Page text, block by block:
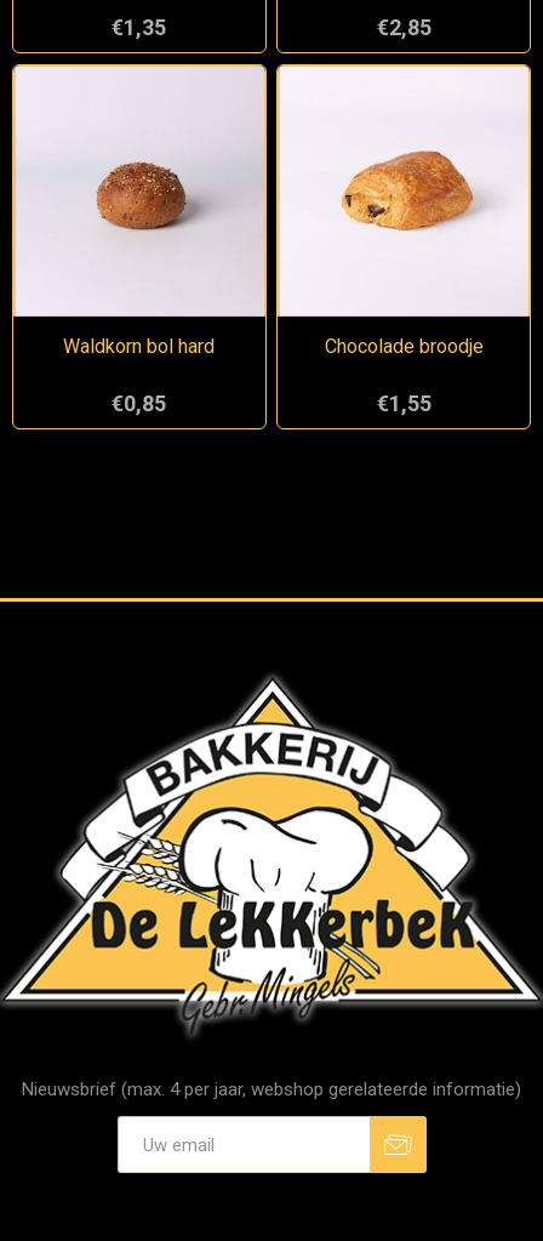
€1,35 €2,85
Waldkorn bol hard
€0,85
Chocolade broodje
€1,55
Nieuwsbrief (max. 4 per jaar, webshop gerelateerde informatie)